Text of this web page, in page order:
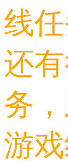
线
还
务
游